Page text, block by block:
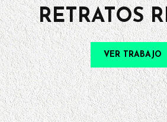
RETRATOS
VER TRABAJO